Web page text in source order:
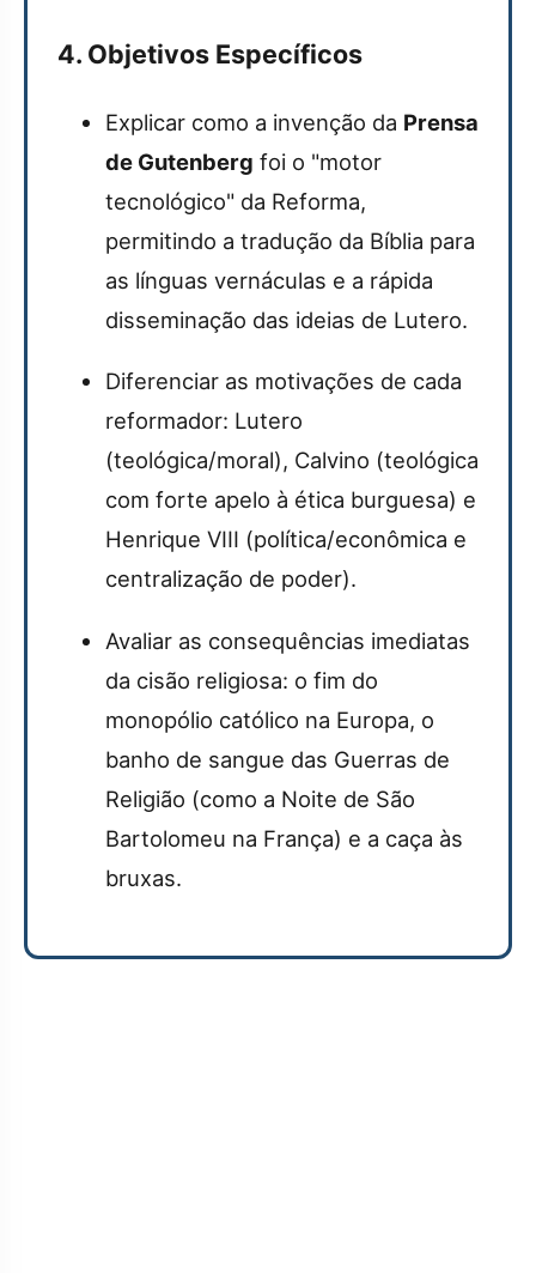
4. Objetivos Específicos
Explicar como a invenção da Prensa
de Gutenberg foi o "motor
tecnológico" da Reforma,
permitindo a tradução da Bíblia para
as línguas vernáculas e a rápida
disseminação das ideias de Lutero.
Diferenciar as motivações de cada
reformador: Lutero
(teológica/moral), Calvino (teológica
com forte apelo à ética burguesa) e
Henrique VIII (política/econômica e
centralização de poder).
Avaliar as consequências imediatas
da cisão religiosa: o fim do
monopólio católico na Europa, o
banho de sangue das Guerras de
Religião (como a Noite de São
Bartolomeu na França) e a caça às
bruxas.